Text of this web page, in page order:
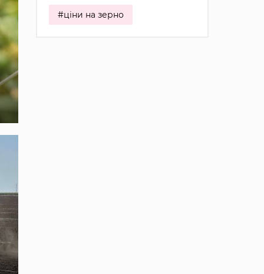
#ціни на зерно